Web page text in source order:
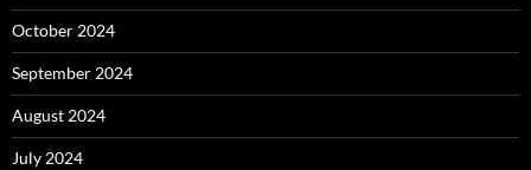
October 2024
September 2024
August 2024
July 2024